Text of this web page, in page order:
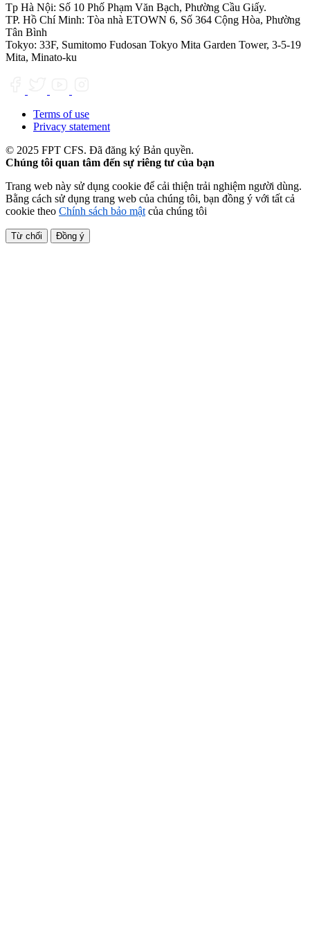
Tp Hà Nội: Số 10 Phố Phạm Văn Bạch, Phường Cầu Giấy.
TP. Hồ Chí Minh: Tòa nhà ETOWN 6, Số 364 Cộng Hòa, Phường
Tân Bình
Tokyo: 33F, Sumitomo Fudosan Tokyo Mita Garden Tower, 3-5-19
Mita, Minato-ku
Terms of use
Privacy statement
© 2025 FPT CFS. Đã đăng ký Bản quyền.
Chúng tôi quan tâm đến sự riêng tư của bạn
Trang web này sử dụng cookie để cải thiện trải nghiệm người dùng.
Bằng cách sử dụng trang web của chúng tôi, bạn đồng ý với tất cả
cookie theo Chính sách bảo mật của chúng tôi
Từ chối Đồng ý